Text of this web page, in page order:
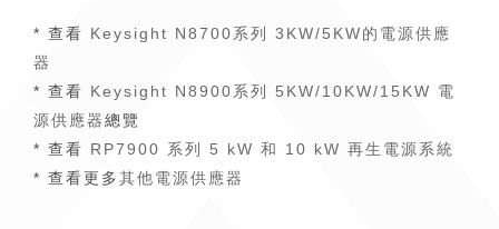
* 查看 Keysight N8700系列 3KW/5KW的電源供應
器
* 查看 Keysight N8900系列 5KW/10KW/15KW 電
源供應器總覽
* 查看 RP7900 系列 5 kW 和 10 kW 再生電源系統
* 查看更多其他電源供應器